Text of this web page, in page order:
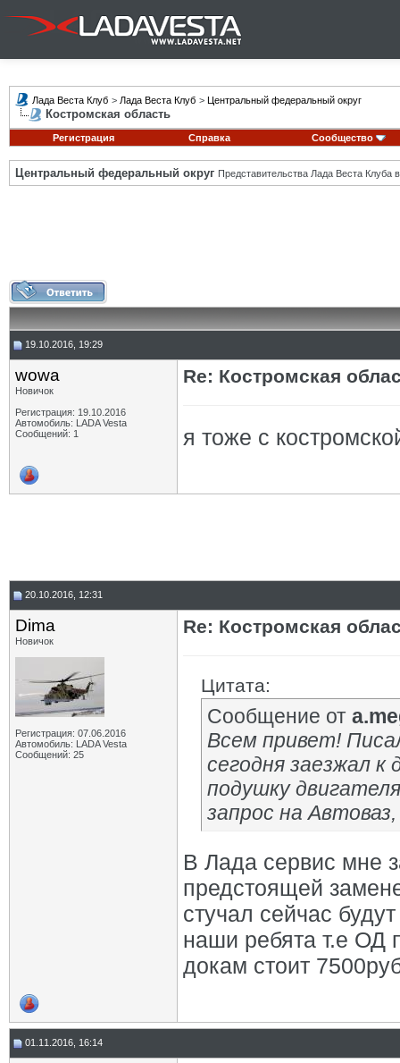
Лада Веста Клуб > Лада Веста Клуб > Центральный федеральный округ
Костромская область
Регистрация Справка Сообщество
Центральный федеральный округ Представительства Лада Веста Клуба
19.10.2016, 19:29
wowa
Новичок
Регистрация: 19.10.2016
Автомобиль: LADA Vesta
Сообщений: 1
Re: Костромская
я тоже с
20.10.2016, 12:31
Dima
Новичок
Регистрация: 07.06.2016
Автомобиль: LADA Vesta
Сообщений: 25
Re: Костромская
Цитата:
Сообщение от
Всем привет!
сегодня заезжал к
подушку
запрос на
В Лада сервис мне
предстоящей
стучал сейчас
наши ребята т.е ОД
докам стоит
01.11.2016, 16:14